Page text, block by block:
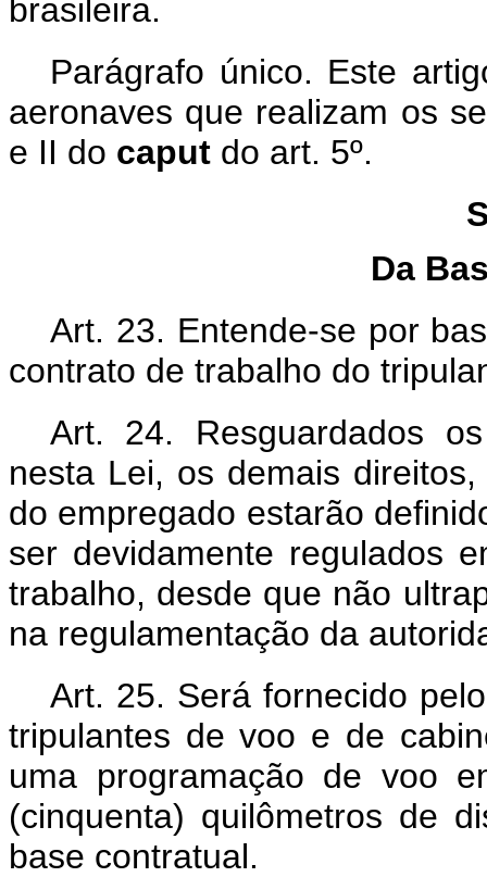
brasileira.
Parágrafo único. Este
aeronaves que realizam os
e II do caput do art. 5º.
Da
Art. 23. Entende-se por
contrato de trabalho do
Art. 24. Resguardados
nesta Lei, os demais
do empregado estarão
ser devidamente regulados
trabalho, desde que não
na regulamentação da
Art. 25. Será fornecido
tripulantes de voo e de
uma programação de voo
(cinquenta) quilômetros de
base contratual.